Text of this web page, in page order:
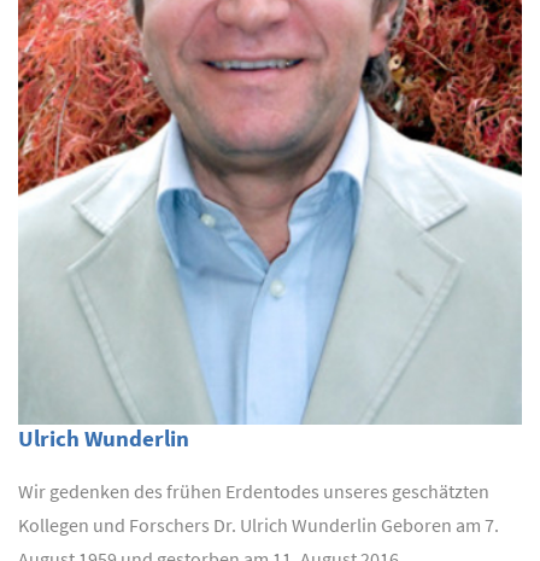
Ulrich Wunderlin
Wir gedenken des frühen Erdentodes unseres geschätzten
Kollegen und Forschers Dr. Ulrich Wunderlin Geboren am 7.